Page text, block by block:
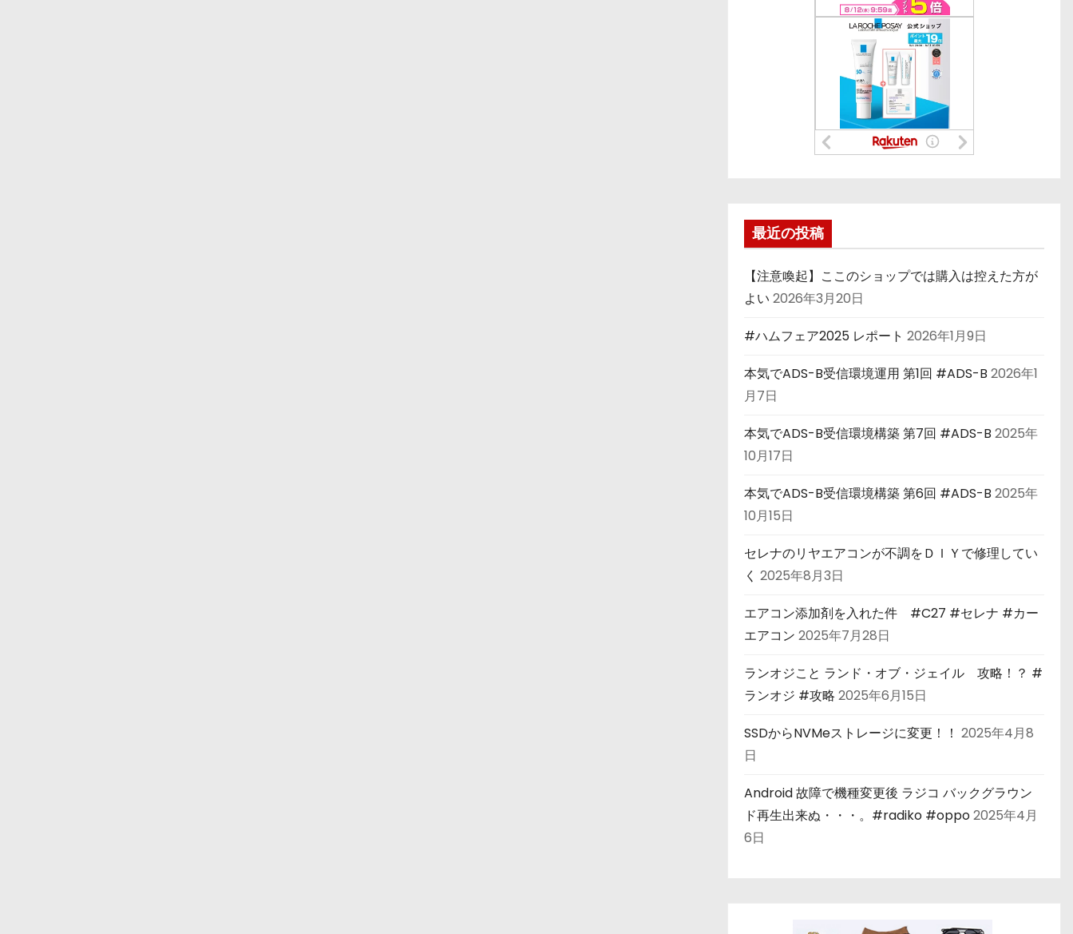
最近の投稿
【注意喚起】ここのショップでは購入は控えた方が
よい 2026年3月20日
#ハムフェア2025 レポート 2026年1月9日
本気でADS-B受信環境運用 第1回 #ADS-B 2026年1
月7日
本気でADS-B受信環境構築 第7回 #ADS-B 2025年
10月17日
本気でADS-B受信環境構築 第6回 #ADS-B 2025年
10月15日
セレナのリヤエアコンが不調をＤＩＹで修理してい
く 2025年8月3日
エアコン添加剤を入れた件 #C27 #セレナ #カー
エアコン 2025年7月28日
ランオジこと ランド・オブ・ジェイル 攻略！？ #
ランオジ #攻略 2025年6月15日
SSDからNVMeストレージに変更！！ 2025年4月8
日
Android 故障で機種変更後 ラジコ バックグラウン
ド再生出来ぬ・・・。#radiko #oppo2025年4月
6日